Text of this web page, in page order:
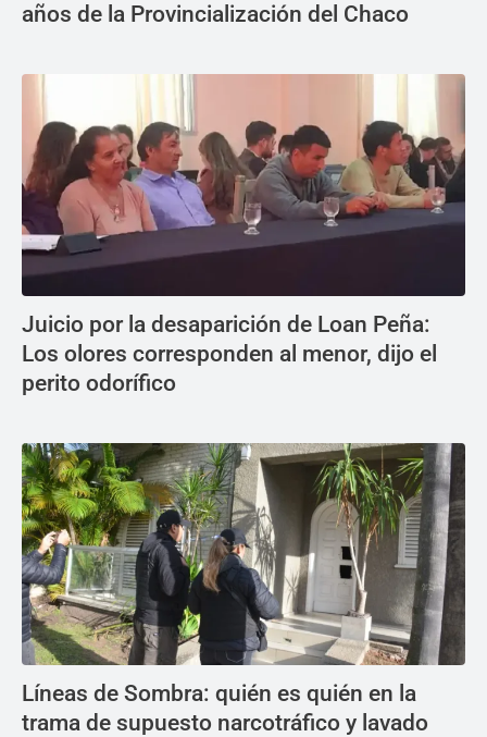
años de la Provincialización del Chaco
Juicio por la desaparición de Loan Peña:
Los olores corresponden al menor, dijo el
perito odorífico
Líneas de Sombra: quién es quién en la
trama de supuesto narcotráfico y lavado